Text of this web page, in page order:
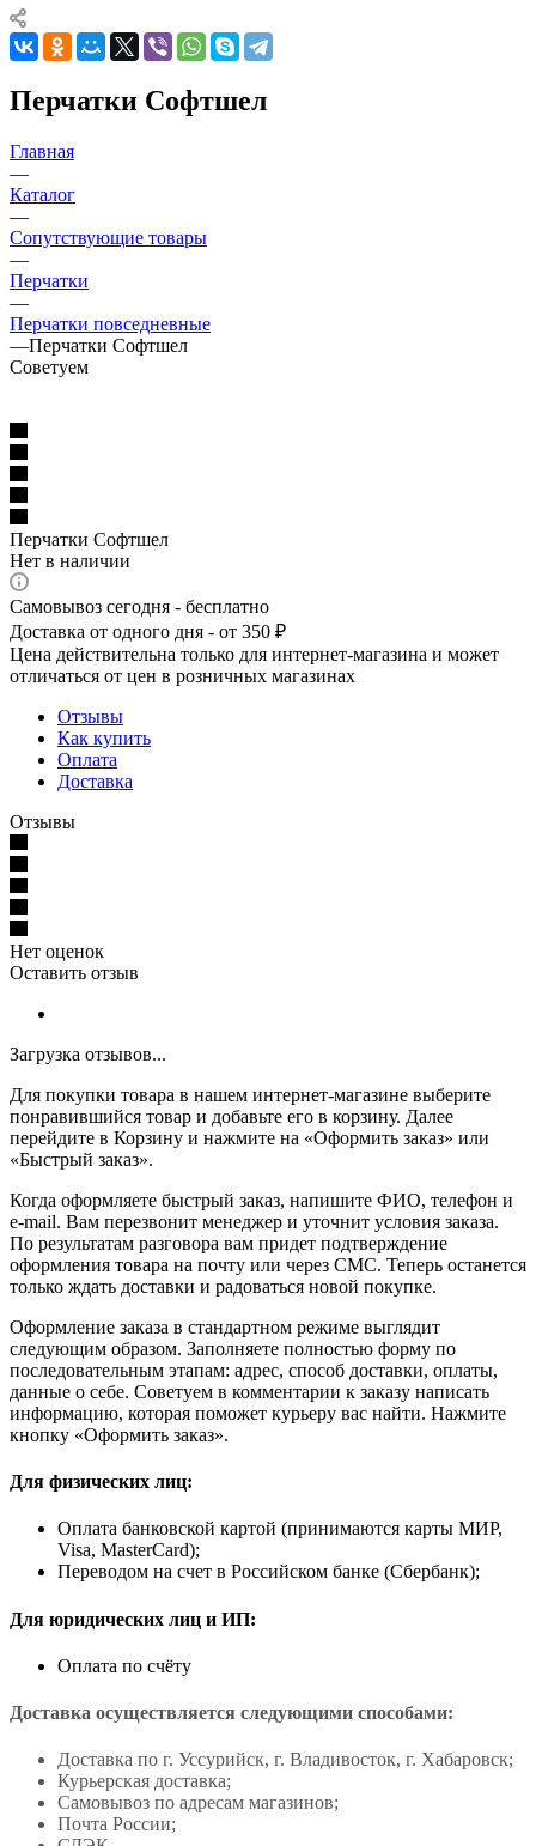
Перчатки Софтшел
Главная
—
Каталог
—
Сопутствующие товары
—
Перчатки
—
Перчатки повседневные
—Перчатки Софтшел
Советуем
Перчатки Софтшел
Нет в наличии
Самовывоз сегодня - бесплатно
Доставка от одного дня - от 350 ₽
Цена действительна только для интернет-магазина и может
отличаться от цен в розничных магазинах
Отзывы
Как купить
Оплата
Доставка
Отзывы
Нет оценок
Оставить отзыв
Загрузка отзывов...
Для покупки товара в нашем интернет-магазине выберите
понравившийся товар и добавьте его в корзину. Далее
перейдите в Корзину и нажмите на «Оформить заказ» или
«Быстрый заказ».
Когда оформляете быстрый заказ, напишите ФИО, телефон и
e-mail. Вам перезвонит менеджер и уточнит условия заказа.
По результатам разговора вам придет подтверждение
оформления товара на почту или через СМС. Теперь останется
только ждать доставки и радоваться новой покупке.
Оформление заказа в стандартном режиме выглядит
следующим образом. Заполняете полностью форму по
последовательным этапам: адрес, способ доставки, оплаты,
данные о себе. Советуем в комментарии к заказу написать
информацию, которая поможет курьеру вас найти. Нажмите
кнопку «Оформить заказ».
Для физических лиц:
Оплата банковской картой (принимаются карты МИР,
Visa, MasterCard);
Переводом на счет в Российском банке (Сбербанк);
Для юридических лиц и ИП:
Оплата по счёту
Доставка осуществляется следующими способами:
Доставка по г. Уссурийск, г. Владивосток, г. Хабаровск;
Курьерская доставка;
Самовывоз по адресам магазинов;
Почта России;